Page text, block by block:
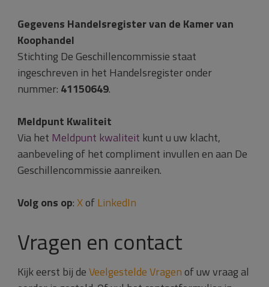
Gegevens Handelsregister van de Kamer van
Koophandel
Stichting De Geschillencommissie staat
ingeschreven in het Handelsregister onder
nummer: 41150649.
Meldpunt Kwaliteit
Via het Meldpunt kwaliteit kunt u uw klacht,
aanbeveling of het compliment invullen en aan De
Geschillencommissie aanreiken.
Volg ons op:XofLinkedIn
Vragen en contact
Kijk eerst bij deVeelgestelde Vragenof uw vraag al